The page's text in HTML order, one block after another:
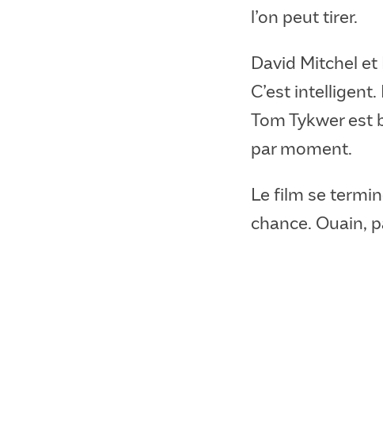
l’on peut tirer.
David Mitchel
C’est
Tom Tykwer est
par moment.
Le film se
chance. Ouain,